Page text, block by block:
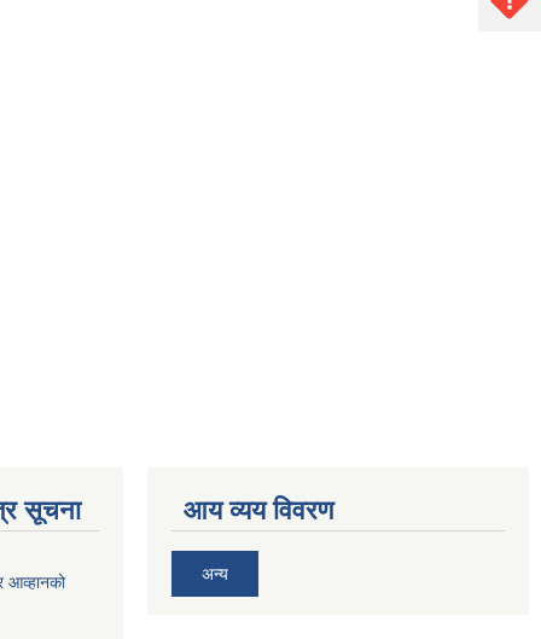
सूचना
आव्हानको
आय व्यय विवरण
अन्य